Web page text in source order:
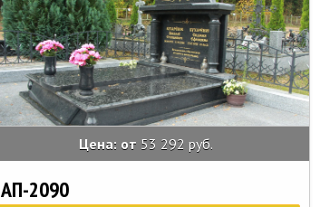
Цена: от 53 292 руб.
АП-2090